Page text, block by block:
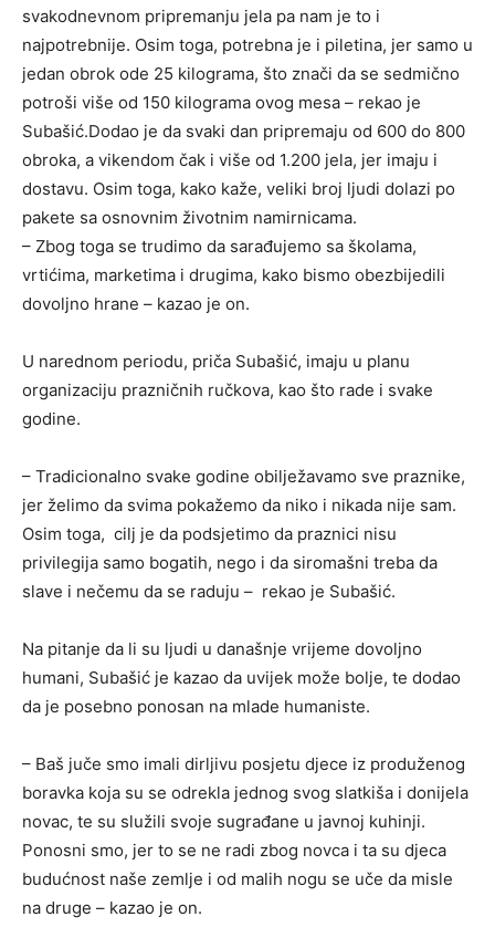
svakodnevnom pripremanju jela pa nam je to i
najpotrebnije. Osim toga, potrebna je i piletina, jer samo u
jedan obrok ode 25 kilograma, što znači da se sedmično
potroši više od 150 kilograma ovog mesa – rekao je
Subašić.Dodao je da svaki dan pripremaju od 600 do 800
obroka, a vikendom čak i više od 1.200 jela, jer imaju i
dostavu. Osim toga, kako kaže, veliki broj ljudi dolazi po
pakete sa osnovnim životnim namirnicama.
– Zbog toga se trudimo da sarađujemo sa školama,
vrtićima, marketima i drugima, kako bismo obezbijedili
dovoljno hrane – kazao je on.
U narednom periodu, priča Subašić, imaju u planu
organizaciju prazničnih ručkova, kao što rade i svake
godine.
– Tradicionalno svake godine obilježavamo sve praznike,
jer želimo da svima pokažemo da niko i nikada nije sam.
Osim toga, cilj je da podsjetimo da praznici nisu
privilegija samo bogatih, nego i da siromašni treba da
slave i nečemu da se raduju – rekao je Subašić.
Na pitanje da li su ljudi u današnje vrijeme dovoljno
humani, Subašić je kazao da uvijek može bolje, te dodao
da je posebno ponosan na mlade humaniste.
– Baš juče smo imali dirljivu posjetu djece iz produženog
boravka koja su se odrekla jednog svog slatkiša i donijela
novac, te su služili svoje sugrađane u javnoj kuhinji.
Ponosni smo, jer to se ne radi zbog novca i ta su djeca
budućnost naše zemlje i od malih nogu se uče da misle
na druge – kazao je on.